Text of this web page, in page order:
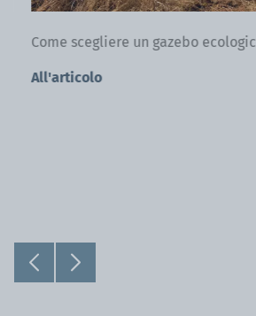
Come scegliere un gazebo ecologico
All'articolo